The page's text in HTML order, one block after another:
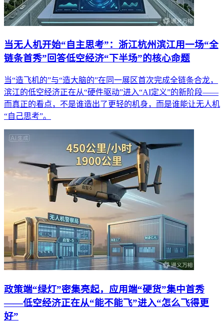
当无人机开始“自主思考”：浙江杭州滨江用一场“全
链条首秀”回答低空经济“下半场”的核心命题
当“造飞机的”与“造大脑的”在同一展区首次完成全链条合龙，
滨江的低空经济正在从“硬件驱动”进入“AI定义”的新阶段——
而真正的看点，不是谁造出了更轻的机身，而是谁能让无人机
“自己思考”。
政策端“绿灯”密集亮起，应用端“硬货”集中首秀
——低空经济正在从“能不能飞”进入“怎么飞得更
好”